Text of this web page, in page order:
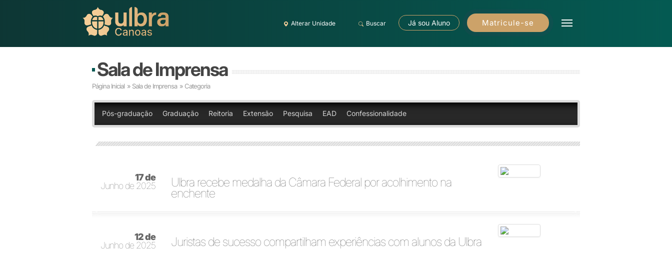
Alterar Unidade Buscar Já sou Aluno Matricule-se
Sala de Imprensa
Página Inicial » Sala de Imprensa » Categoria
Pós-graduação Graduação Reitoria Extensão Pesquisa EAD Confessionalidade
17 de
Junho de 2025
Ulbra recebe medalha da Câmara Federal por acolhimento na
enchente
12 de
Junho de 2025
Juristas de sucesso compartilham experiências com alunos da Ulbra